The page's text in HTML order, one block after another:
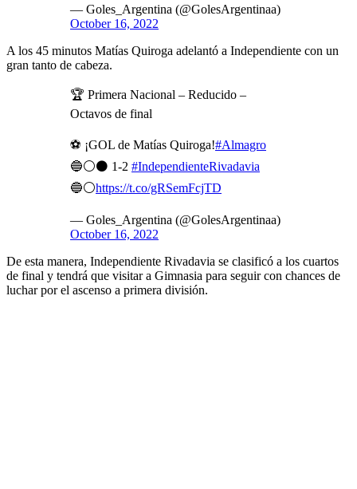
— Goles_Argentina (@GolesArgentinaa)
October 16, 2022
A los 45 minutos Matías Quiroga adelantó a Independiente con un
gran tanto de cabeza.
🏆 Primera Nacional – Reducido –
Octavos de final
⚽ ¡GOL de Matías Quiroga!#Almagro
🔵⚪⚫ 1-2 #IndependienteRivadavia
🔵⚪https://t.co/gRSemFcjTD
— Goles_Argentina (@GolesArgentinaa)
October 16, 2022
De esta manera, Independiente Rivadavia se clasificó a los cuartos
de final y tendrá que visitar a Gimnasia para seguir con chances de
luchar por el ascenso a primera división.